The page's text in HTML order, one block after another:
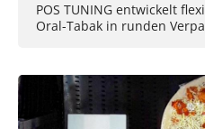
POS TUNING entwickelt
Oral-Tabak in runden